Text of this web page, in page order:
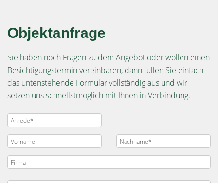
Objektanfrage
Sie haben noch Fragen zu dem Angebot oder wollen einen
Besichtigungstermin vereinbaren, dann füllen Sie einfach
das untenstehende Formular vollständig aus und wir
setzen uns schnellstmöglich mit Ihnen in Verbindung.